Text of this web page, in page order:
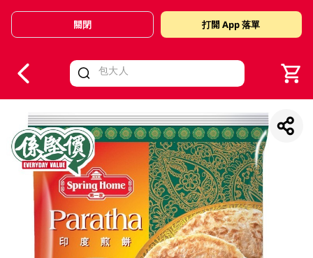
Valid Until 30 June 2026
關閉 打開 App 落單